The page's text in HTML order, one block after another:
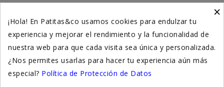
Suplementación natural
Otros
×
¡Hola! En Patitas&co usamos cookies para endulzar tu
experiencia y mejorar el rendimiento y la funcionalidad de
nuestra web para que cada visita sea única y personalizada.
¿Nos permites usarlas para hacer tu experiencia aún más
especial? Política de Protección de Datos